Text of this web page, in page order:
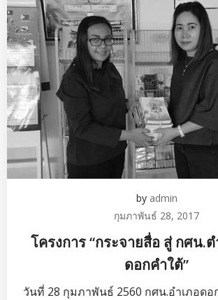
by admin
กุมภาพันธ์ 28, 2017
โครงการ “กระจายสื่อ สู่ กศน.
ดอกคำใต้”
วันที่ 28 กุมภาพันธ์ 2560 กศน.อำเภอดอ